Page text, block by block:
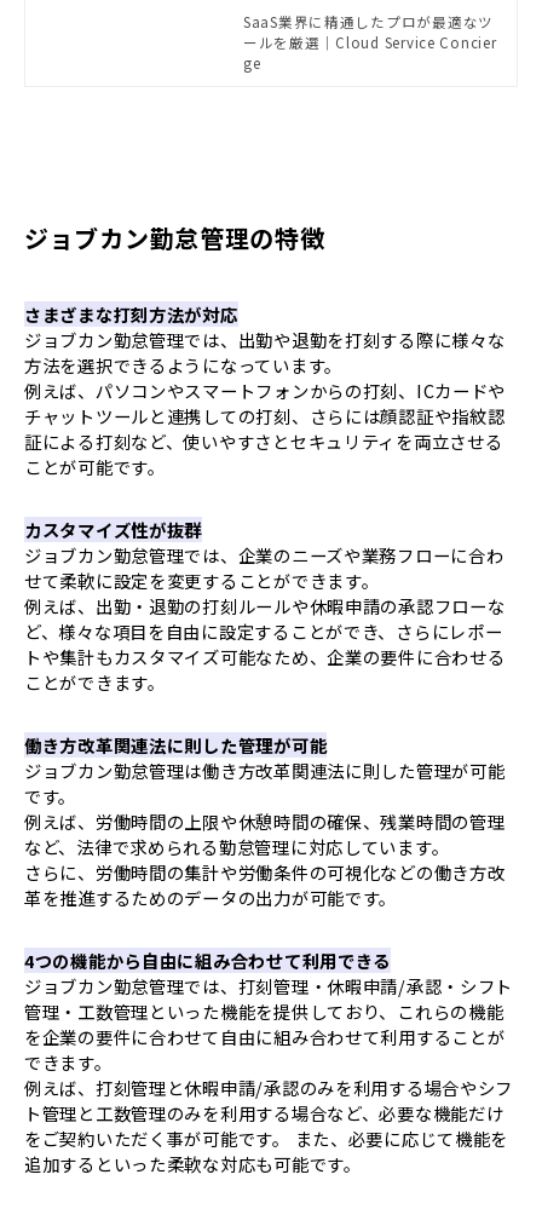
気軽にご相談ください。
SaaS業界に精通したプロが最適なツ
ールを厳選｜Cloud Service Concier
ge
ジョブカン勤怠管理の特徴
さまざまな打刻方法が対応
ジョブカン勤怠管理では、出勤や退勤を打刻する際に様々な
方法を選択できるようになっています。
例えば、パソコンやスマートフォンからの打刻、ICカードや
チャットツールと連携しての打刻、さらには顔認証や指紋認
証による打刻など、使いやすさとセキュリティを両立させる
ことが可能です。
カスタマイズ性が抜群
ジョブカン勤怠管理では、企業のニーズや業務フローに合わ
せて柔軟に設定を変更することができます。
例えば、出勤・退勤の打刻ルールや休暇申請の承認フローな
ど、様々な項目を自由に設定することができ、さらにレポー
トや集計もカスタマイズ可能なため、企業の要件に合わせる
ことができます。
働き方改革関連法に則した管理が可能
ジョブカン勤怠管理は働き方改革関連法に則した管理が可能
です。
例えば、労働時間の上限や休憩時間の確保、残業時間の管理
など、法律で求められる勤怠管理に対応しています。
さらに、労働時間の集計や労働条件の可視化などの働き方改
革を推進するためのデータの出力が可能です。
4つの機能から自由に組み合わせて利用できる
ジョブカン勤怠管理では、打刻管理・休暇申請/承認・シフト
管理・工数管理といった機能を提供しており、これらの機能
を企業の要件に合わせて自由に組み合わせて利用することが
できます。
例えば、打刻管理と休暇申請/承認のみを利用する場合やシフ
ト管理と工数管理のみを利用する場合など、必要な機能だけ
をご契約いただく事が可能です。 また、必要に応じて機能を
追加するといった柔軟な対応も可能です。